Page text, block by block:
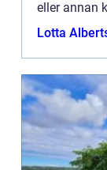
eller annan
din
Lotta